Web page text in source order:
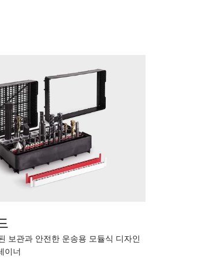
보관과 안전한 운송용 모듈식 디자인
이너